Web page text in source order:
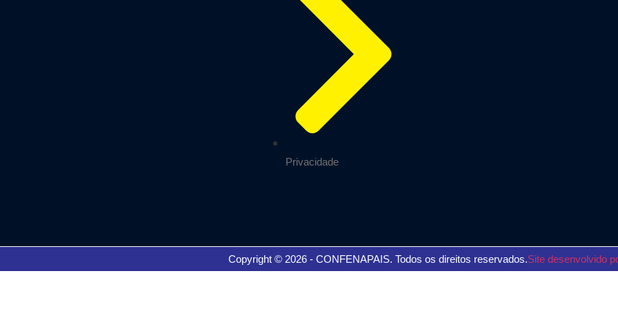
Privacidade
Copyright © 2026 - CONFENAPAIS. Todos os direitos reservados.Site desenvolvido